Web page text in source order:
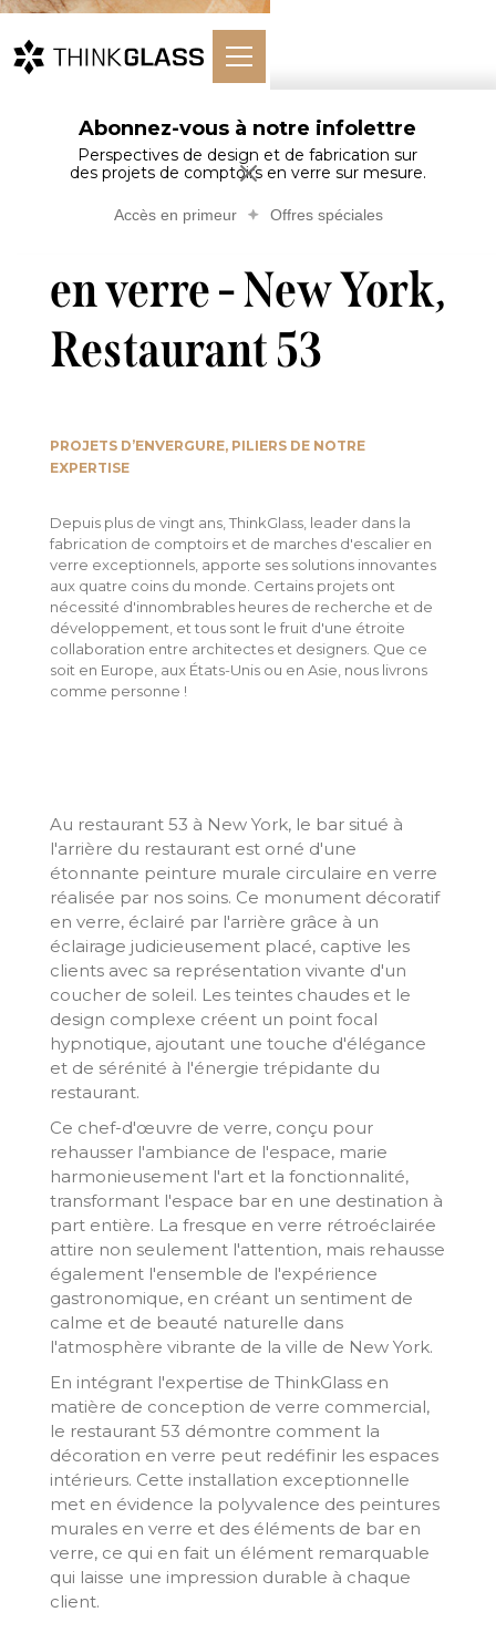
Abonnez-vous à notre infolettre
Perspectives de design et de fabrication sur
des projets de comptoirs en verre sur mesure.
Accès en primeur Offres spéciales
Accueil Comptoirs en verre Bars Mural…nt 53
Murale décorative
en verre - New York,
Restaurant 53
PROJETS D’ENVERGURE, PILIERS DE NOTRE
EXPERTISE
Depuis plus de vingt ans, ThinkGlass, leader dans la
fabrication de comptoirs et de marches d'escalier en
verre exceptionnels, apporte ses solutions innovantes
aux quatre coins du monde. Certains projets ont
nécessité d'innombrables heures de recherche et de
développement, et tous sont le fruit d'une étroite
collaboration entre architectes et designers. Que ce
soit en Europe, aux États-Unis ou en Asie, nous livrons
comme personne !
Au restaurant 53 à New York, le bar situé à
l'arrière du restaurant est orné d'une
étonnante peinture murale circulaire en verre
réalisée par nos soins. Ce monument décoratif
en verre, éclairé par l'arrière grâce à un
éclairage judicieusement placé, captive les
clients avec sa représentation vivante d'un
coucher de soleil. Les teintes chaudes et le
design complexe créent un point focal
hypnotique, ajoutant une touche d'élégance
et de sérénité à l'énergie trépidante du
restaurant.
Ce chef-d'œuvre de verre, conçu pour
rehausser l'ambiance de l'espace, marie
harmonieusement l'art et la fonctionnalité,
transformant l'espace bar en une destination à
part entière. La fresque en verre rétroéclairée
attire non seulement l'attention, mais rehausse
également l'ensemble de l'expérience
gastronomique, en créant un sentiment de
calme et de beauté naturelle dans
l'atmosphère vibrante de la ville de New York.
En intégrant l'expertise de ThinkGlass en
matière de conception de verre commercial,
le restaurant 53 démontre comment la
décoration en verre peut redéfinir les espaces
intérieurs. Cette installation exceptionnelle
met en évidence la polyvalence des peintures
murales en verre et des éléments de bar en
verre, ce qui en fait un élément remarquable
qui laisse une impression durable à chaque
client.